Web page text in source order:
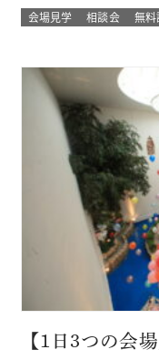
ウェディング試食も結
も！！ いろいろな体
当日の過ごし方も体験
会場見学 相談会 無料
【1日3つの会